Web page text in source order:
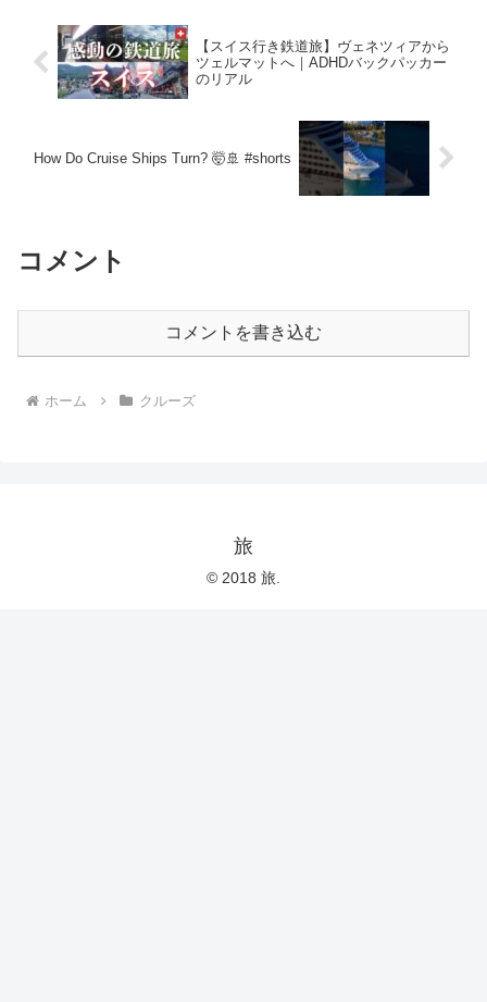
【スイス行き鉄道旅】ヴェネツィアから
ツェルマットへ｜ADHDバックパッカー
のリアル
How Do Cruise Ships Turn? 🤯🚢 #shorts
コメント
コメントを書き込む
ホーム クルーズ
旅
© 2018 旅.